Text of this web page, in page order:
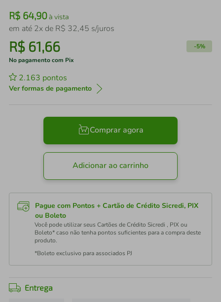
R$ 64,90à vista
em até 2x de R$ 32,45 s/juros
R$ 61,66 -5%
No pagamento com Pix
2.163 pontos
Ver formas de pagamento
Comprar agora
Adicionar ao carrinho
Pague com Pontos + Cartão de Crédito Sicredi, PIX
ou Boleto
Você pode utilizar seus Cartões de Crédito Sicredi , PIX ou
Boleto* caso não tenha pontos suficientes para a compra deste
produto.
*Boleto exclusivo para associados PJ
Entrega